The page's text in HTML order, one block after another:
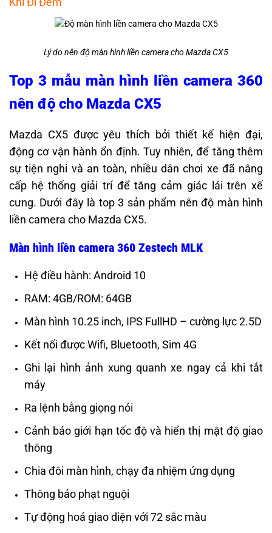
Lý do nên độ màn hình liền camera cho Mazda CX5
Top 3 mẫu màn hình liền camera 360
nên độ cho Mazda CX5
Mazda CX5 được yêu thích bởi thiết kế hiện đại,
động cơ vận hành ổn định. Tuy nhiên, để tăng thêm
sự tiện nghi và an toàn, nhiều dân chơi xe đã nâng
cấp hệ thống giải trí để tăng cảm giác lái trên xế
cưng. Dưới đây là top 3 sản phẩm nên độ màn hình
liền camera cho Mazda CX5.
Màn hình liền camera 360 Zestech MLK
Hệ điều hành: Android 10
RAM: 4GB/ROM: 64GB
Màn hình 10.25 inch, IPS FullHD – cường lực 2.5D
Kết nối được Wifi, Bluetooth, Sim 4G
Ghi lại hình ảnh xung quanh xe ngay cả khi tắt
máy
Ra lệnh bằng giọng nói
Cảnh báo giới hạn tốc độ và hiển thị mật độ giao
thông
Chia đôi màn hình, chạy đa nhiệm ứng dụng
Thông báo phạt nguội
Tự động hoá giao diện với 72 sắc màu